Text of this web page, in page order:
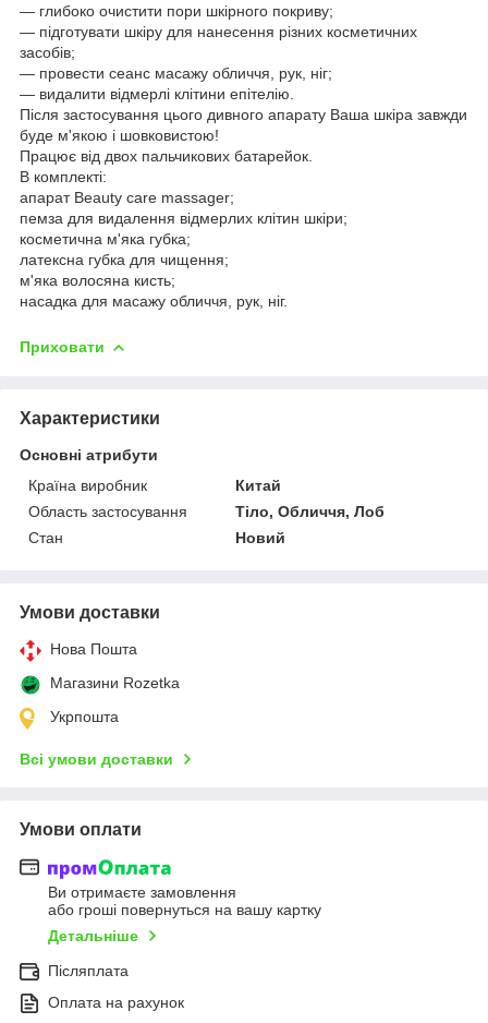
— глибоко очистити пори шкірного покриву;
— підготувати шкіру для нанесення різних косметичних
засобів;
— провести сеанс масажу обличчя, рук, ніг;
— видалити відмерлі клітини епітелію.
Після застосування цього дивного апарату Ваша шкіра завжди
буде м'якою і шовковистою!
Працює від двох пальчикових батарейок.
В комплекті:
апарат Beauty care massager;
пемза для видалення відмерлих клітин шкіри;
косметична м'яка губка;
латексна губка для чищення;
м'яка волосяна кисть;
насадка для масажу обличчя, рук, ніг.
Приховати
Характеристики
Основні атрибути
Країна виробник
Китай
Область застосування
Тіло, Обличчя, Лоб
Стан
Новий
Умови доставки
Нова Пошта
Магазини Rozetka
Укрпошта
Всі умови доставки
Умови оплати
Ви отримаєте замовлення
або гроші повернуться на вашу картку
Детальніше
Післяплата
Оплата на рахунок